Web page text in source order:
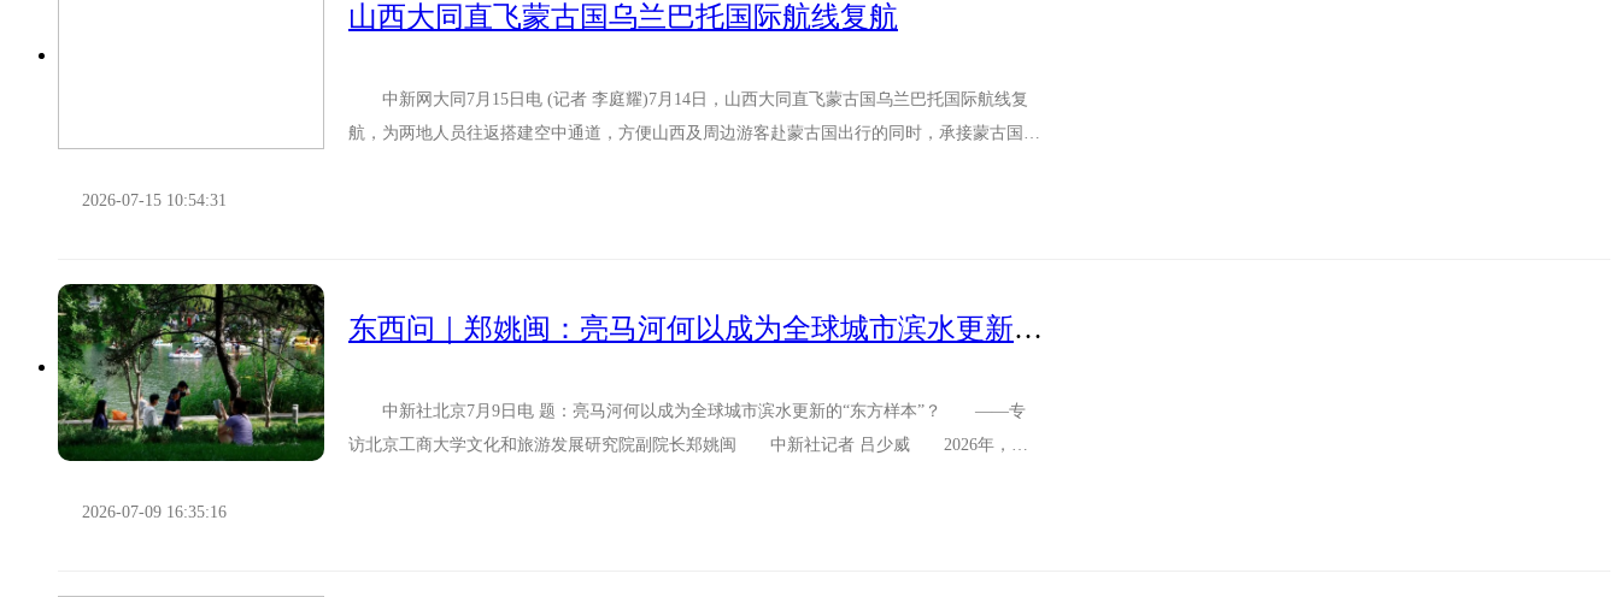
山西大同直飞蒙古国乌兰巴托国际航线复航
中新网大同7月15日电 (记者 李庭耀)7月14日，山西大同直飞蒙古国乌兰巴托国际航线复
航，为两地人员往返搭建空中通道，方便山西及周边游客赴蒙古国出行的同时，承接蒙古国游
2026-07-15 10:54:31
东西问｜郑姚闽：亮马河何以成为全球城市滨水更新的“东方样本”？
中新社北京7月9日电 题：亮马河何以成为全球城市滨水更新的“东方样本”？ ——专
访北京工商大学文化和旅游发展研究院副院长郑姚闽 中新社记者 吕少威 2026年，在
2026-07-09 16:35:16